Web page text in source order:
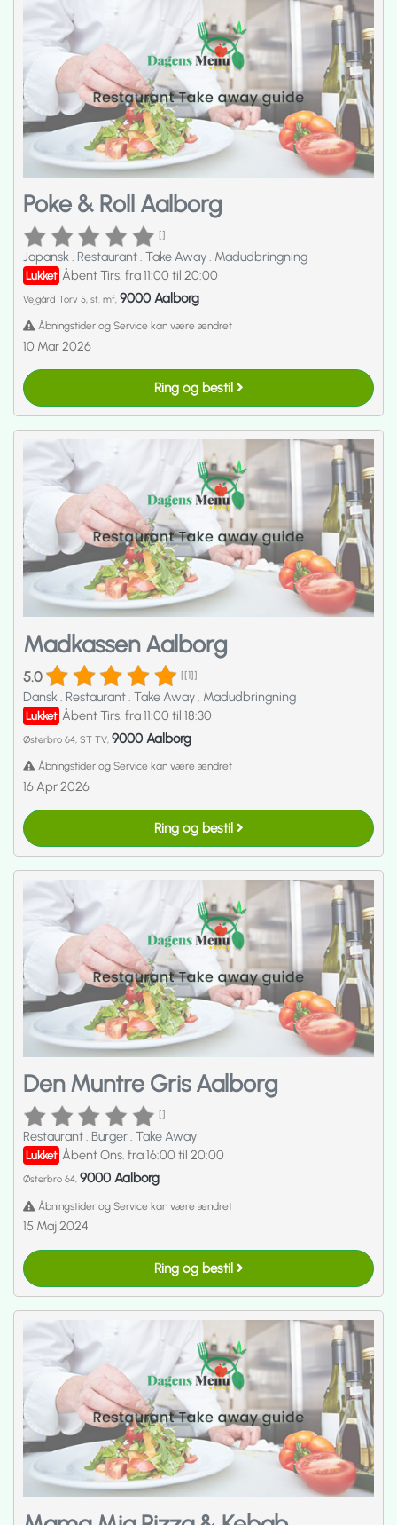
Poke & Roll Aalborg
[]
Japansk. Restaurant. Take Away. Madudbringning
Lukket Åbent Tirs. fra 11:00 til 20:00
Vejgård Torv 5, st. mf, 9000 Aalborg
Åbningstider og Service kan være ændret
10 Mar 2026
Ring og bestil
Madkassen Aalborg
5.0 [[1]]
Dansk. Restaurant. Take Away. Madudbringning
Lukket Åbent Tirs. fra 11:00 til 18:30
Østerbro 64, ST TV, 9000 Aalborg
Åbningstider og Service kan være ændret
16 Apr 2026
Ring og bestil
Den Muntre Gris Aalborg
[]
Restaurant. Burger. Take Away
Lukket Åbent Ons. fra 16:00 til 20:00
Østerbro 64, 9000 Aalborg
Åbningstider og Service kan være ændret
15 Maj 2024
Ring og bestil